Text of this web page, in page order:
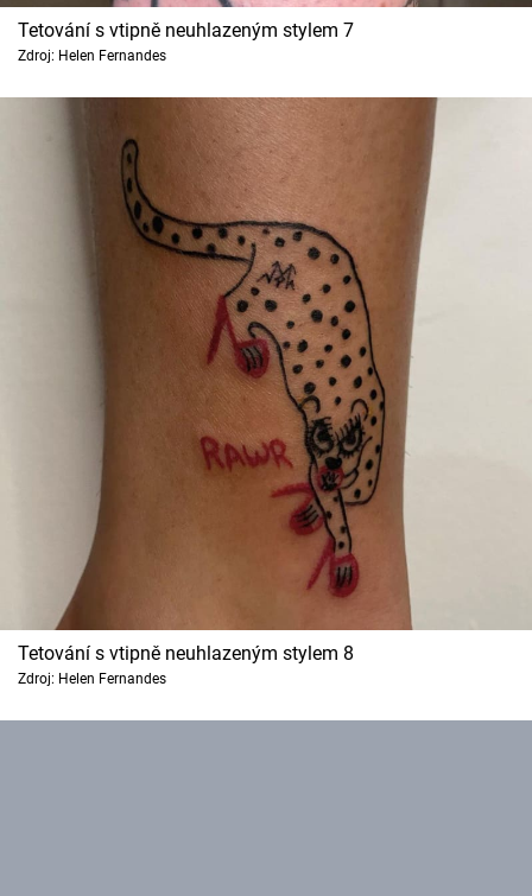
Tetování s vtipně neuhlazeným stylem 7
Zdroj: Helen Fernandes
Tetování s vtipně neuhlazeným stylem 8
Zdroj: Helen Fernandes